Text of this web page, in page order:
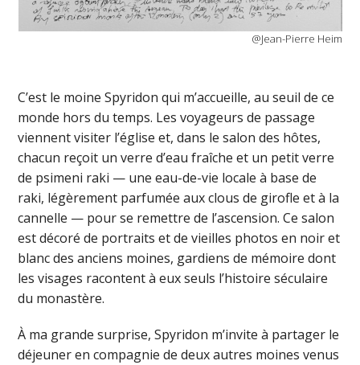
@Jean-Pierre Heim
C’est le moine Spyridon qui m’accueille, au seuil de ce
monde hors du temps. Les voyageurs de passage
viennent visiter l’église et, dans le salon des hôtes,
chacun reçoit un verre d’eau fraîche et un petit verre
de psimeni raki — une eau-de-vie locale à base de
raki, légèrement parfumée aux clous de girofle et à la
cannelle — pour se remettre de l’ascension. Ce salon
est décoré de portraits et de vieilles photos en noir et
blanc des anciens moines, gardiens de mémoire dont
les visages racontent à eux seuls l’histoire séculaire
du monastère.
À ma grande surprise, Spyridon m’invite à partager le
déjeuner en compagnie de deux autres moines venus